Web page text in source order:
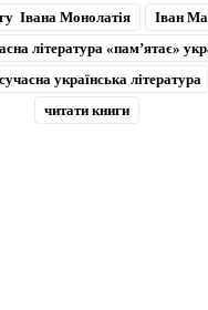
Івана Монолатія Іван
література «пам’ятає»
сучасна українська література
читати книги